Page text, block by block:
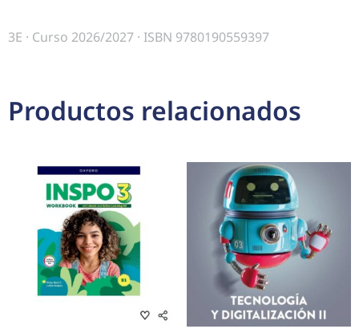
3E · Curso 2026/2027 · ISBN 9780190559397
Productos relacionados